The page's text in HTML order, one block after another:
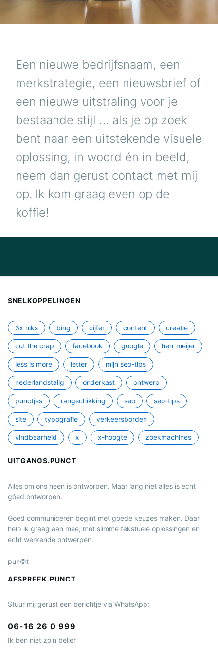
Een nieuwe bedrijfsnaam, een
merkstrategie, een nieuwsbrief of
een nieuwe uitstraling voor je
bestaande stijl … als je op zoek
bent naar een uitstekende visuele
oplossing, in woord én in beeld,
neem dan gerust contact met mij
op. Ik kom graag even op de
koffie!
SNELKOPPELINGEN
3x niks bing cijfer content creatie
cut the crap facebook google herr meijer
less is more letter mijn seo-tips
nederlandstalig onderkast ontwerp
punctjes rangschikking seo seo-tips
site typografie verkeersborden
vindbaarheid x x-hoogte zoekmachines
UITGANGS.PUNCT
Alles om ons heen is ontworpen. Maar lang niet alles is echt
góed ontworpen.
Goed communiceren begint met goede keuzes maken. Daar
help ik graag aan mee, met slimme tekstuele oplossingen en
écht werkende ontwerpen.
pun©t
AFSPREEK.PUNCT
Stuur mij gerust een berichtje via WhatsApp:
06-16 26 0 999
Ik ben niet zo’n beller